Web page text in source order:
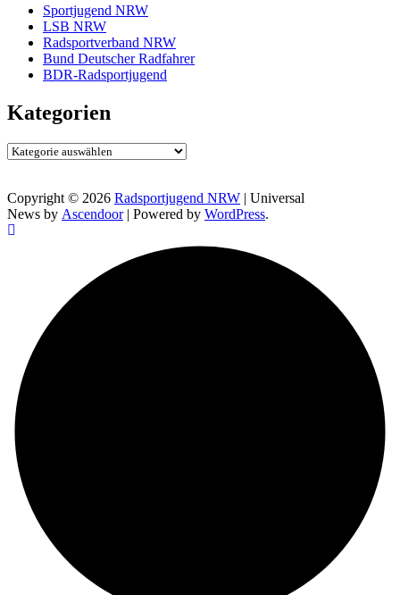
Sportjugend NRW
LSB NRW
Radsportverband NRW
Bund Deutscher Radfahrer
BDR-Radsportjugend
Kategorien
Kategorien
Copyright © 2026 Radsportjugend NRW | Universal
News by Ascendoor| Powered by WordPress.